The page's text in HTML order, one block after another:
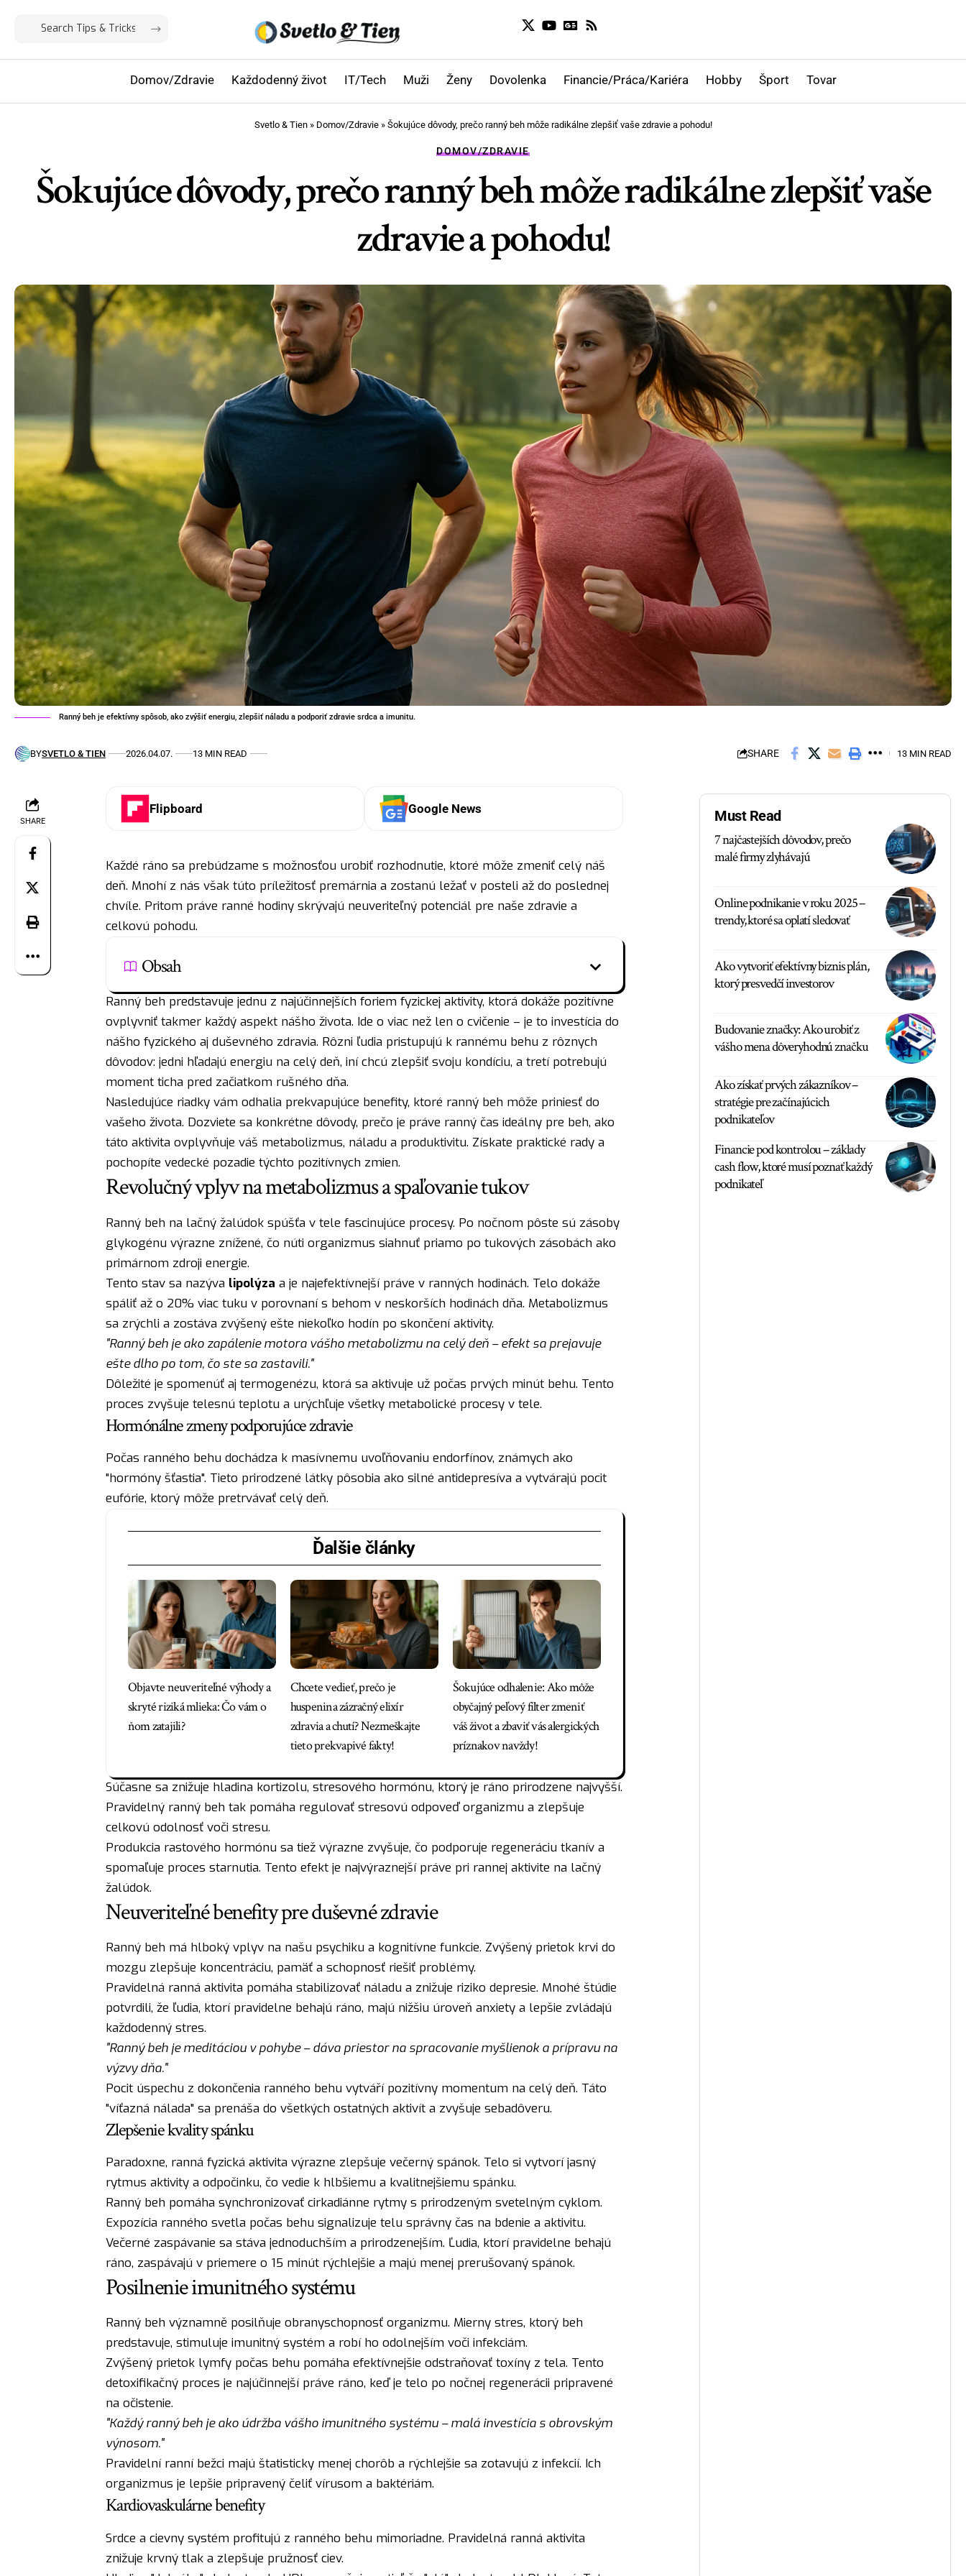
Domov/Zdravie Každodenný život IT/Tech Muži Ženy Dovolenka Financie/Práca/Kariéra Hobby Šport Tovar
Svetlo & Tien» Domov/Zdravie» Šokujúce dôvody, prečo ranný beh môže radikálne zlepšiť vaše zdravie a pohodu!
DOMOV/ZDRAVIE
Šokujúce dôvody, prečo ranný beh môže radikálne zlepšiť vaše
zdravie a pohodu!
Ranný beh je efektívny spôsob, ako zvýšiť energiu, zlepšiť náladu a podporiť zdravie srdca a imunitu.
BYSVETLO & TIEN 2026.04.07. 13 MIN READ SHARE 13 MIN READ
SHARE
Flipboard Google News
Každé ráno sa prebúdzame s možnosťou urobiť rozhodnutie, ktoré môže zmeniť celý náš
deň. Mnohí z nás však túto príležitosť premárnia a zostanú ležať v posteli až do poslednej
chvíle. Pritom práve ranné hodiny skrývajú neuveriteľný potenciál pre naše zdravie a
celkovú pohodu.
Obsah
Ranný beh predstavuje jednu z najúčinnejších foriem fyzickej aktivity, ktorá dokáže pozitívne
ovplyvniť takmer každý aspekt nášho života. Ide o viac než len o cvičenie – je to investícia do
nášho fyzického aj duševného zdravia. Rôzni ľudia pristupujú k rannému behu z rôznych
dôvodov: jedni hľadajú energiu na celý deň, iní chcú zlepšiť svoju kondíciu, a tretí potrebujú
moment ticha pred začiatkom rušného dňa.
Nasledujúce riadky vám odhalia prekvapujúce benefity, ktoré ranný beh môže priniesť do
vašeho života. Dozviete sa konkrétne dôvody, prečo je práve ranný čas ideálny pre beh, ako
táto aktivita ovplyvňuje váš metabolizmus, náladu a produktivitu. Získate praktické rady a
pochopíte vedecké pozadie týchto pozitívnych zmien.
Revolučný vplyv na metabolizmus a spaľovanie tukov
Ranný beh na lačný žalúdok spúšťa v tele fascinujúce procesy. Po nočnom pôste sú zásoby
glykogénu výrazne znížené, čo núti organizmus siahnuť priamo po tukových zásobách ako
primárnom zdroji energie.
Tento stav sa nazýva lipolýza a je najefektívnejší práve v ranných hodinách. Telo dokáže
spáliť až o 20% viac tuku v porovnaní s behom v neskorších hodinách dňa. Metabolizmus
sa zrýchli a zostáva zvýšený ešte niekoľko hodín po skončení aktivity.
"Ranný beh je ako zapálenie motora vášho metabolizmu na celý deň – efekt sa prejavuje
ešte dlho po tom, čo ste sa zastavili."
Dôležité je spomenúť aj termogenézu, ktorá sa aktivuje už počas prvých minút behu. Tento
proces zvyšuje telesnú teplotu a urýchľuje všetky metabolické procesy v tele.
Hormónálne zmeny podporujúce zdravie
Počas ranného behu dochádza k masívnemu uvoľňovaniu endorfínov, známych ako
"hormóny šťastia". Tieto prirodzené látky pôsobia ako silné antidepresíva a vytvárajú pocit
eufórie, ktorý môže pretrvávať celý deň.
Ďalšie články
Objavte neuveriteľné výhody a
skryté riziká mlieka: Čo vám o
ňom zatajili?
Chcete vedieť, prečo je
huspenina zázračný elixír
zdravia a chutí? Nezmeškajte
tieto prekvapivé fakty!
Šokujúce odhalenie: Ako môže
obyčajný peľový filter zmeniť
váš život a zbaviť vás alergických
príznakov navždy!
Súčasne sa znižuje hladina kortizolu, stresového hormónu, ktorý je ráno prirodzene najvyšší.
Pravidelný ranný beh tak pomáha regulovať stresovú odpoveď organizmu a zlepšuje
celkovú odolnosť voči stresu.
Produkcia rastového hormónu sa tiež výrazne zvyšuje, čo podporuje regeneráciu tkanív a
spomaľuje proces starnutia. Tento efekt je najvýraznejší práve pri rannej aktivite na lačný
žalúdok.
Neuveriteľné benefity pre duševné zdravie
Ranný beh má hlboký vplyv na našu psychiku a kognitívne funkcie. Zvýšený prietok krvi do
mozgu zlepšuje koncentráciu, pamäť a schopnosť riešiť problémy.
Pravidelná ranná aktivita pomáha stabilizovať náladu a znižuje riziko depresie. Mnohé štúdie
potvrdili, že ľudia, ktorí pravidelne behajú ráno, majú nižšiu úroveň anxiety a lepšie zvládajú
každodenný stres.
"Ranný beh je meditáciou v pohybe – dáva priestor na spracovanie myšlienok a prípravu na
výzvy dňa."
Pocit úspechu z dokončenia ranného behu vytváří pozitívny momentum na celý deň. Táto
"víťazná nálada" sa prenáša do všetkých ostatných aktivít a zvyšuje sebadôveru.
Zlepšenie kvality spánku
Paradoxne, ranná fyzická aktivita výrazne zlepšuje večerný spánok. Telo si vytvorí jasný
rytmus aktivity a odpočinku, čo vedie k hlbšiemu a kvalitnejšiemu spánku.
Ranný beh pomáha synchronizovať cirkadiánne rytmy s prirodzeným svetelným cyklom.
Expozícia ranného svetla počas behu signalizuje telu správny čas na bdenie a aktivitu.
Večerné zaspávanie sa stáva jednoduchším a prirodzenejším. Ľudia, ktorí pravidelne behajú
ráno, zaspávajú v priemere o 15 minút rýchlejšie a majú menej prerušovaný spánok.
Posilnenie imunitného systému
Ranný beh významně posilňuje obranyschopnosť organizmu. Mierny stres, ktorý beh
predstavuje, stimuluje imunitný systém a robí ho odolnejším voči infekciám.
Zvýšený prietok lymfy počas behu pomáha efektívnejšie odstraňovať toxíny z tela. Tento
detoxifikačný proces je najúčinnejší práve ráno, keď je telo po nočnej regenerácii pripravené
na očistenie.
"Každý ranný beh je ako údržba vášho imunitného systému – malá investícia s obrovským
výnosom."
Pravidelní ranní bežci majú štatisticky menej chorôb a rýchlejšie sa zotavujú z infekcií. Ich
organizmus je lepšie pripravený čeliť vírusom a baktériám.
Kardiovaskulárne benefity
Srdce a cievny systém profitujú z ranného behu mimoriadne. Pravidelná ranná aktivita
znižuje krvný tlak a zlepšuje pružnosť ciev.
Must Read
7 najčastejších dôvodov, prečo
malé firmy zlyhávajú
Online podnikanie v roku 2025 –
trendy, ktoré sa oplatí sledovať
Ako vytvoriť efektívny biznis plán,
ktorý presvedčí investorov
Budovanie značky: Ako urobiť z
vášho mena dôveryhodnú značku
Ako získať prvých zákazníkov –
stratégie pre začínajúcich
podnikateľov
Financie pod kontrolou – základy
cash flow, ktoré musí poznať každý
podnikateľ